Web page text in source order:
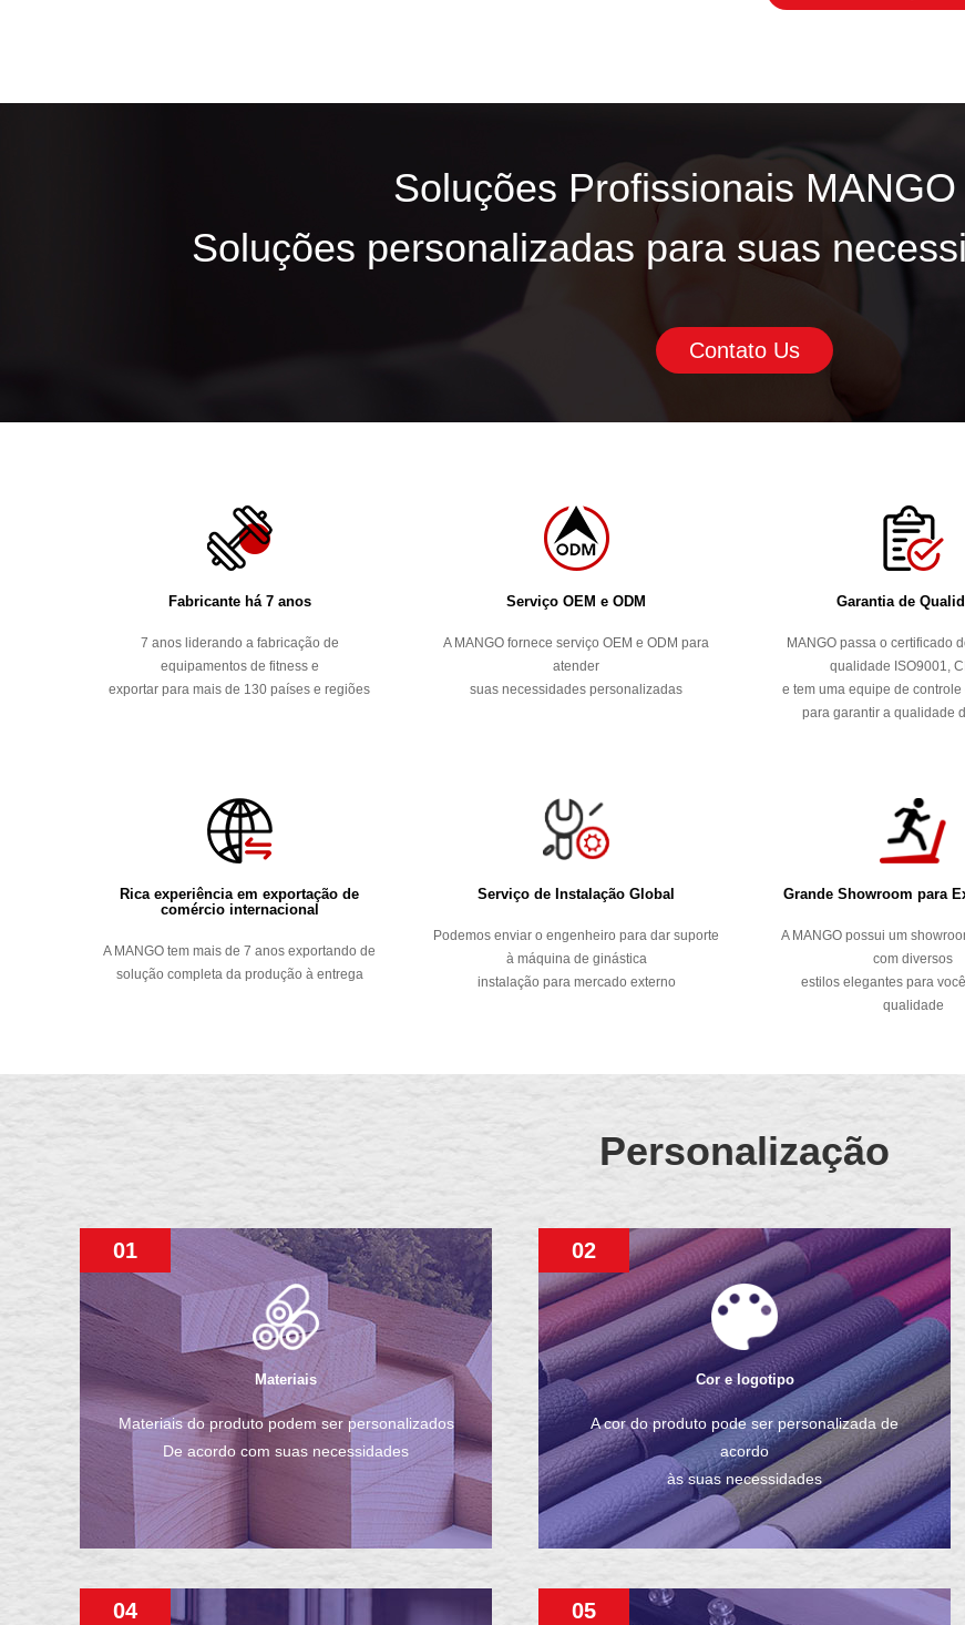
Soluções Profissionais
Soluções personalizadas para suas
Contato Us
Fabricante há 7 anos
7 anos liderando a fabricação de
equipamentos de fitness e
exportar para mais de 130 países e regiões
Serviço OEM e ODM
A MANGO fornece serviço OEM e ODM para
atender
suas necessidades personalizadas
Garantia de
MANGO passa o certificado
qualidade ISO9001,
e tem uma equipe de
para garantir a qualidade
Rica experiência em exportação de
comércio internacional
A MANGO tem mais de 7 anos exportando de
solução completa da produção à entrega
Serviço de Instalação Global
Podemos enviar o engenheiro para dar suporte
à máquina de ginástica
instalação para mercado externo
Grande Showroom para
A MANGO possui um
com diversos
estilos elegantes para
qualidade
Personalização
Materiais
Materiais do produto podem ser personalizados
De acordo com suas necessidades
01
Cor e logotipo
A cor do produto pode ser personalizada de
acordo
às suas necessidades
02
04 05